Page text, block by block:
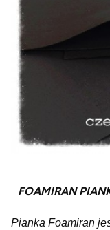
FOAMIRAN
Pianka Foamiran